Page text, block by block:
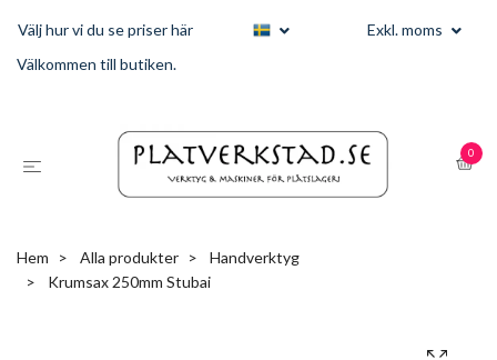
Välj hur vi du se priser här
Exkl. moms
Välkommen till butiken.
0
Hem Alla produkter
Handverktyg
Krumsax 250mm Stubai